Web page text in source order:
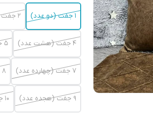
1 جفت (دو عدد) 2 جفت (چهار عدد)
4 جفت (هشت عدد) 5 جفت (10 عدد)
7 جفت (چهارده عدد) 8 جفت (شانزده عدد)
9 جفت (هجده عدد) 10 جفت (بیست عدد)